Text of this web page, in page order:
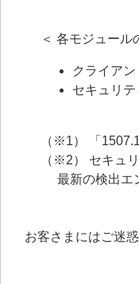
＜ 各モジュール
クライア
セキュリ
（※1） 「
（※2） セキュ
最新の検出エ
お客さまにはご迷